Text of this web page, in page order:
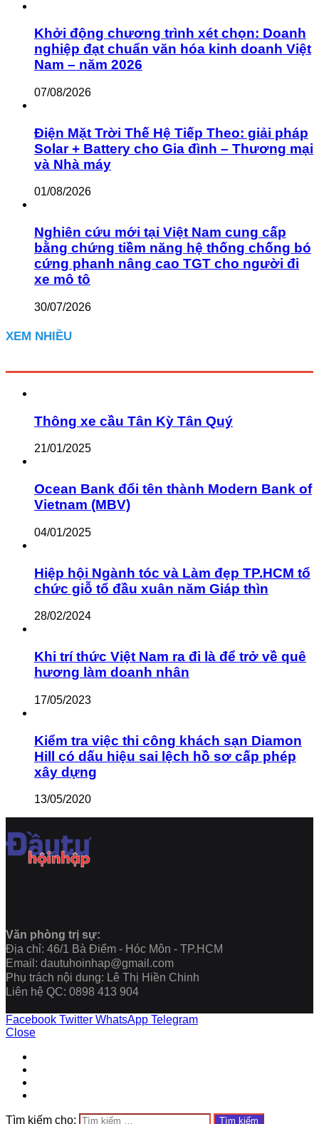
Khởi động chương trình xét chọn: Doanh
nghiệp đạt chuẩn văn hóa kinh doanh Việt
Nam – năm 2026
07/08/2026
Điện Mặt Trời Thế Hệ Tiếp Theo: giải pháp
Solar + Battery cho Gia đình – Thương mại
và Nhà máy
01/08/2026
Nghiên cứu mới tại Việt Nam cung cấp
bằng chứng tiềm năng hệ thống chống bó
cứng phanh nâng cao TGT cho người đi
xe mô tô
30/07/2026
XEM NHIỀU
Thông xe cầu Tân Kỳ Tân Quý
21/01/2025
Ocean Bank đổi tên thành Modern Bank of
Vietnam (MBV)
04/01/2025
Hiệp hội Ngành tóc và Làm đẹp TP.HCM tổ
chức giỗ tổ đầu xuân năm Giáp thìn
28/02/2024
Khi trí thức Việt Nam ra đi là để trở về quê
hương làm doanh nhân
17/05/2023
Kiểm tra việc thi công khách sạn Diamon
Hill có dấu hiệu sai lệch hồ sơ cấp phép
xây dựng
13/05/2020
Văn phòng trị sự:
Địa chỉ: 46/1 Bà Điểm - Hóc Môn - TP.HCM
Email: dautuhoinhap@gmail.com
Phụ trách nội dung: Lê Thị Hiền Chinh
Liên hệ QC: 0898 413 904
Facebook Twitter WhatsApp Telegram
Close
Tìm kiếm cho: